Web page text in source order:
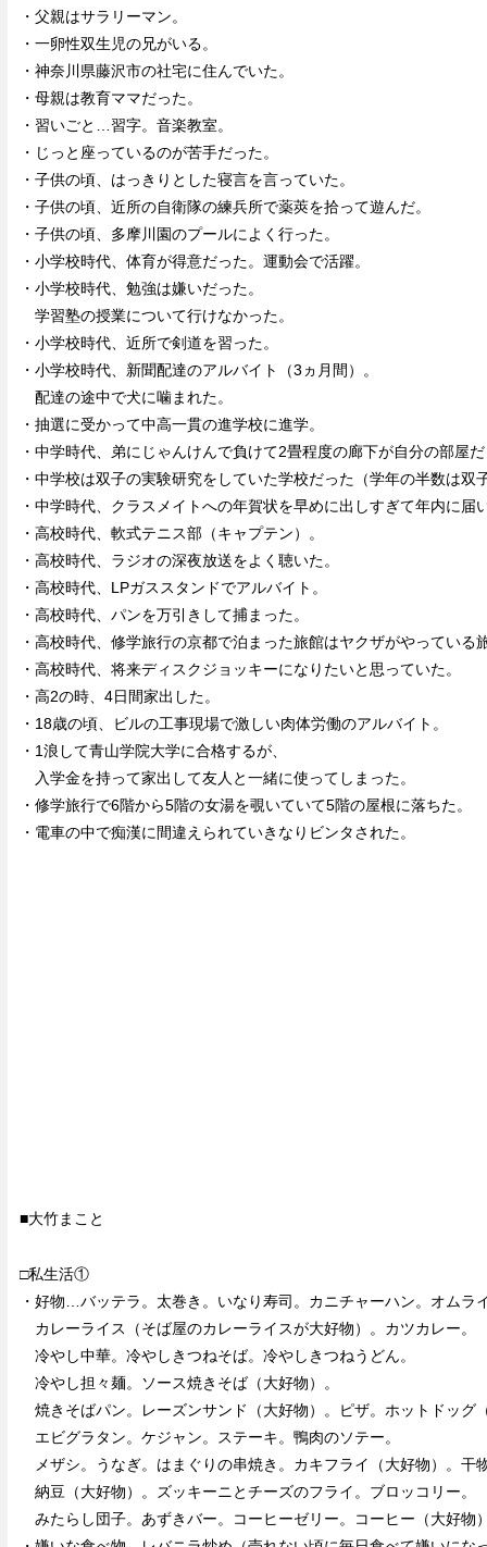
・父親はサラリーマン。
・一卵性双生児の兄がいる。
・神奈川県藤沢市の社宅に住んでいた。
・母親は教育ママだった。
・習いごと…習字。音楽教室。
・じっと座っているのが苦手だった。
・子供の頃、はっきりとした寝言を言っていた。
・子供の頃、近所の自衛隊の練兵所で薬莢を拾って遊んだ。
・子供の頃、多摩川園のプールによく行った。
・小学校時代、体育が得意だった。運動会で活躍。
・小学校時代、勉強は嫌いだった。
学習塾の授業について行けなかった。
・小学校時代、近所で剣道を習った。
・小学校時代、新聞配達のアルバイト（3ヵ月間）。
配達の途中で犬に噛まれた。
・抽選に受かって中高一貫の進学校に進学。
・中学時代、弟にじゃんけんで負けて2畳程度の廊下が自分の部屋だ
・中学校は双子の実験研究をしていた学校だった（学年の半数は双
・中学時代、クラスメイトへの年賀状を早めに出しすぎて年内に届
・高校時代、軟式テニス部（キャプテン）。
・高校時代、ラジオの深夜放送をよく聴いた。
・高校時代、LPガススタンドでアルバイト。
・高校時代、パンを万引きして捕まった。
・高校時代、修学旅行の京都で泊まった旅館はヤクザがやっている
・高校時代、将来ディスクジョッキーになりたいと思っていた。
・高2の時、4日間家出した。
・18歳の頃、ビルの工事現場で激しい肉体労働のアルバイト。
・1浪して青山学院大学に合格するが、
入学金を持って家出して友人と一緒に使ってしまった。
・修学旅行で6階から5階の女湯を覗いていて5階の屋根に落ちた。
・電車の中で痴漢に間違えられていきなりビンタされた。
■大竹まこと
□私生活①
・好物…バッテラ。太巻き。いなり寿司。カニチャーハン。オムライ
カレーライス（そば屋のカレーライスが大好物）。カツカレー。
冷やし中華。冷やしきつねそば。冷やしきつねうどん。
冷やし担々麺。ソース焼きそば（大好物）。
焼きそばパン。レーズンサンド（大好物）。ピザ。ホットドッグ（
エビグラタン。ケジャン。ステーキ。鴨肉のソテー。
メザシ。うなぎ。はまぐりの串焼き。カキフライ（大好物）。干
納豆（大好物）。ズッキーニとチーズのフライ。ブロッコリー。
みたらし団子。あずきバー。コーヒーゼリー。コーヒー（大好物